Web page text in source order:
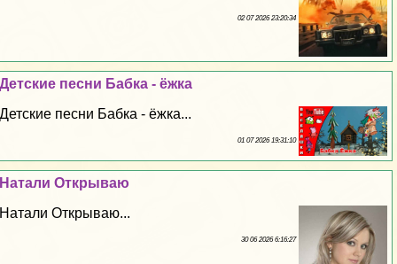
02 07 2026 23:20:34
Детские песни Бабка - ёжка
Детские песни Бабка - ёжка...
01 07 2026 19:31:10
Натали Открываю
Натали Открываю...
30 06 2026 6:16:27